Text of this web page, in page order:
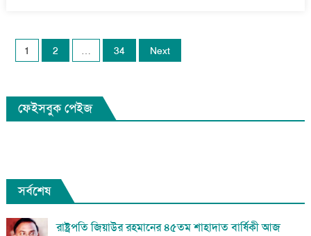
Posts
1 2 … 34 Next
ফেইসবুক পেইজ
সর্বশেষ
রাষ্ট্রপতি জিয়াউর রহমানের ৪৫তম শাহাদাত বার্ষিকী আজ